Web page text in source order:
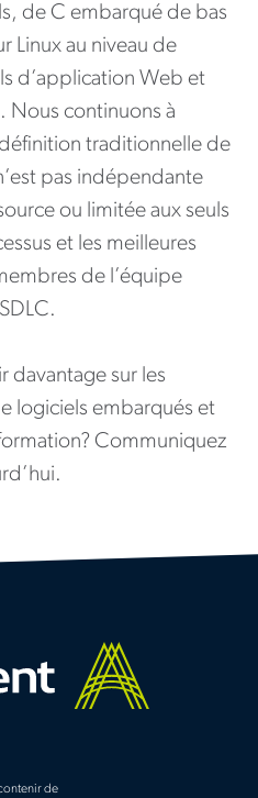
de C embarqué de bas
Linux au niveau de
d’application Web et
Nous continuons à
traditionnelle de
pas indépendante
ou limitée aux seuls
et les meilleures
de l’équipe
davantage sur les
logiciels embarqués et
Communiquez
de